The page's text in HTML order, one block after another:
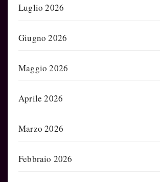
Luglio 2026
Giugno 2026
Maggio 2026
Aprile 2026
Marzo 2026
Febbraio 2026